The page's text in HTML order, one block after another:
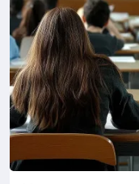
Снимка: Пиксабей